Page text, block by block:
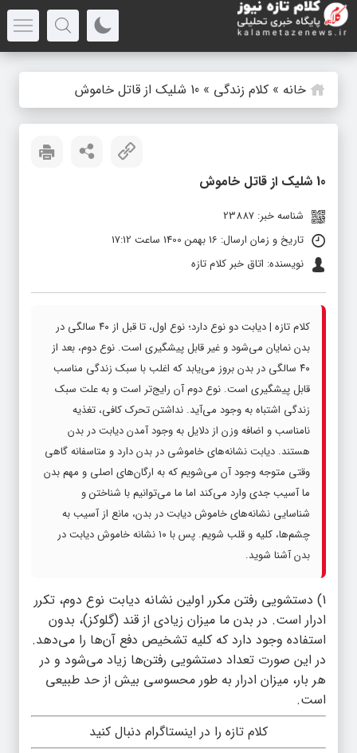
خانه » کلام زندگی » 10 شلیک از قاتل خاموش
10 شلیک از قاتل خاموش
شناسه خبر: 23887
تاریخ و زمان ارسال: 16 بهمن 1400 ساعت 17:12
نویسنده: اتاق خبر کلام تازه
کلام تازه | دیابت دو نوع دارد؛ نوع اول، تا قبل از ۴۰ سالگی در
بدن نمایان می‌شود و غیر قابل پیشگیری است. نوع دوم، بعد از
۴۰ سالگی در بدن بروز می‌یابد که اغلب با سبک زندگی مناسب
قابل پیشگیری است. نوع دوم آن رایج‌تر است و به علت سبک
زندگی اشتباه به وجود می‌آید. نداشتن تحرک کافی، تغذیه
نامناسب و اضافه وزن از دلایل به وجود آمدن دیابت در بدن
هستند. دیابت نشانه‌های خاموشی در بدن دارد و متاسفانه گاهی
وقتی متوجه وجود آن می‌شویم که به ارگان‌های اصلی و مهم بدن
ما آسیب جدی وارد می‌کند اما ما می‌توانیم با شناختن و
شناسایی نشانه‌های خاموش دیابت در بدن، مانع از آسیب به
چشم‌ها، کلیه و قلب شویم. پس با ۱۰ نشانه خاموش دیابت در
بدن آشنا شوید.
1) دستشویی رفتن‌ مکرر اولین نشانه دیابت نوع دوم، تکرر
ادرار است. در بدن ما میزان زیادی از قند (گلوکز)، بدون
استفاده وجود دارد که کلیه تشخیص دفع آن‌ها را می‌دهد.
در این صورت تعداد دستشویی رفتن‌ها زیاد می‌شود و در
هر بار، میزان ادرار به طور محسوسی بیش از حد طبیعی
است.
کلام تازه را در اینستاگرام دنبال کنید